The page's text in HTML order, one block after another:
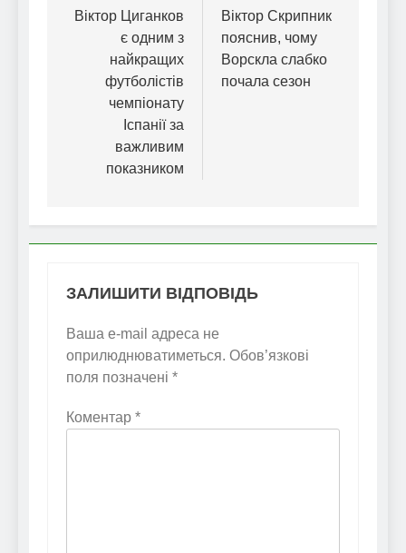
записів
Віктор Циганков
є одним з
найкращих
футболістів
чемпіонату
Іспанії за
важливим
показником
Віктор Скрипник
пояснив, чому
Ворскла слабко
почала сезон
ЗАЛИШИТИ ВІДПОВІДЬ
Ваша e-mail адреса не
оприлюднюватиметься. Обов’язкові
поля позначені *
Коментар *